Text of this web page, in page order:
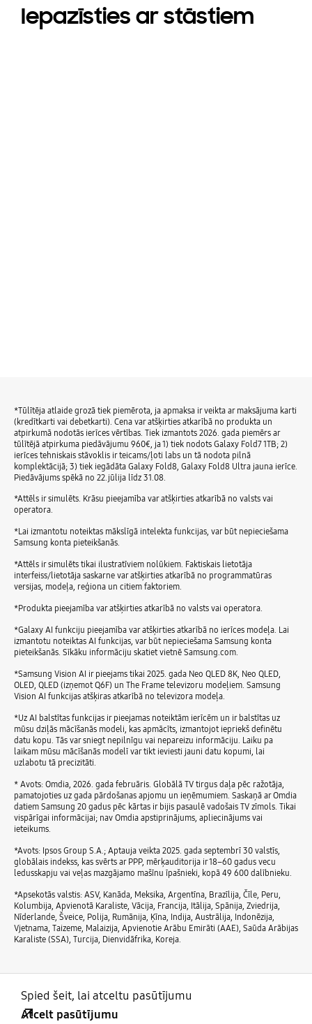
Iepazīsties ar stāstiem
*Tūlītēja atlaide grozā tiek piemērota, ja apmaksa ir veikta ar maksājuma karti
(kredītkarti vai debetkarti). Cena var atšķirties atkarībā no produkta un
atpirkumā nodotās ierīces vērtības. Tiek izmantots 2026. gada piemērs ar
tūlītējā atpirkuma piedāvājumu 960€, ja 1) tiek nodots Galaxy Fold7 1TB; 2)
ierīces tehniskais stāvoklis ir teicams/ļoti labs un tā nodota pilnā
komplektācijā; 3) tiek iegādāta Galaxy Fold8, Galaxy Fold8 Ultra jauna ierīce.
Piedāvājums spēkā no 22.jūlija līdz 31.08.
*Attēls ir simulēts. Krāsu pieejamība var atšķirties atkarībā no valsts vai
operatora.
*Lai izmantotu noteiktas mākslīgā intelekta funkcijas, var būt nepieciešama
Samsung konta pieteikšanās.
*Attēls ir simulēts tikai ilustratīviem nolūkiem. Faktiskais lietotāja
interfeiss/lietotāja saskarne var atšķirties atkarībā no programmatūras
versijas, modeļa, reģiona un citiem faktoriem.
*Produkta pieejamība var atšķirties atkarībā no valsts vai operatora.
*Galaxy AI funkciju pieejamība var atšķirties atkarībā no ierīces modeļa. Lai
izmantotu noteiktas AI funkcijas, var būt nepieciešama Samsung konta
pieteikšanās. Sīkāku informāciju skatiet vietnē Samsung.com.
*Samsung Vision AI ir pieejams tikai 2025. gada Neo QLED 8K, Neo QLED,
OLED, QLED (izņemot Q6F) un The Frame televizoru modeļiem. Samsung
Vision AI funkcijas atšķiras atkarībā no televizora modeļa.
*Uz AI balstītas funkcijas ir pieejamas noteiktām ierīcēm un ir balstītas uz
mūsu dziļās mācīšanās modeli, kas apmācīts, izmantojot iepriekš definētu
datu kopu. Tās var sniegt nepilnīgu vai nepareizu informāciju. Laiku pa
laikam mūsu mācīšanās modelī var tikt ieviesti jauni datu kopumi, lai
uzlabotu tā precizitāti.
* Avots: Omdia, 2026. gada februāris. Globālā TV tirgus daļa pēc ražotāja,
pamatojoties uz gada pārdošanas apjomu un ieņēmumiem. Saskaņā ar Omdia
datiem Samsung 20 gadus pēc kārtas ir bijis pasaulē vadošais TV zīmols. Tikai
vispārīgai informācijai; nav Omdia apstiprinājums, apliecinājums vai
ieteikums.
*Avots: Ipsos Group S.A.; Aptauja veikta 2025. gada septembrī 30 valstīs,
globālais indekss, kas svērts ar PPP, mērķauditorija ir 18–60 gadus vecu
ledusskapju vai veļas mazgājamo mašīnu īpašnieki, kopā 49 600 dalībnieku.
*Apsekotās valstis: ASV, Kanāda, Meksika, Argentīna, Brazīlija, Čīle, Peru,
Kolumbija, Apvienotā Karaliste, Vācija, Francija, Itālija, Spānija, Zviedrija,
Nīderlande, Šveice, Polija, Rumānija, Ķīna, Indija, Austrālija, Indonēzija,
Vjetnama, Taizeme, Malaizija, Apvienotie Arābu Emirāti (AAE), Saūda Arābijas
Karaliste (SSA), Turcija, Dienvidāfrika, Koreja.
Spied šeit, lai atceltu pasūtījumu
Atcelt pasūtījumu